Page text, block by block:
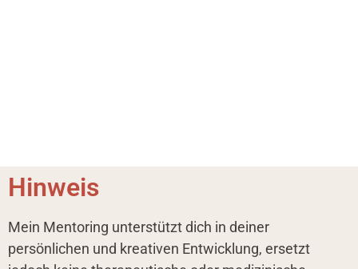
Hinweis
Mein Mentoring unterstützt dich in deiner
persönlichen und kreativen Entwicklung, ersetzt